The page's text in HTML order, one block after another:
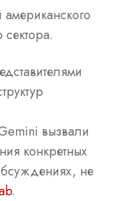
американского
вызвали
конкретных
не
.